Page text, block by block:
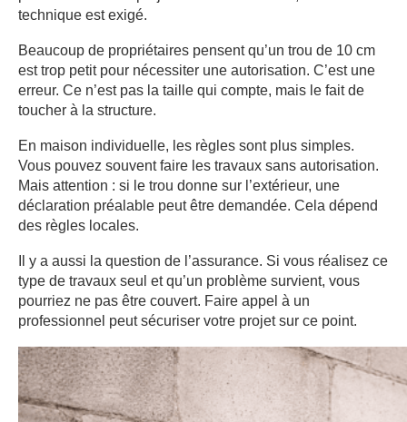
technique est exigé.
Beaucoup de propriétaires pensent qu’un trou de 10 cm
est trop petit pour nécessiter une autorisation. C’est une
erreur. Ce n’est pas la taille qui compte, mais le fait de
toucher à la structure.
En maison individuelle, les règles sont plus simples.
Vous pouvez souvent faire les travaux sans autorisation.
Mais attention : si le trou donne sur l’extérieur, une
déclaration préalable peut être demandée. Cela dépend
des règles locales.
Il y a aussi la question de l’assurance. Si vous réalisez ce
type de travaux seul et qu’un problème survient, vous
pourriez ne pas être couvert. Faire appel à un
professionnel peut sécuriser votre projet sur ce point.